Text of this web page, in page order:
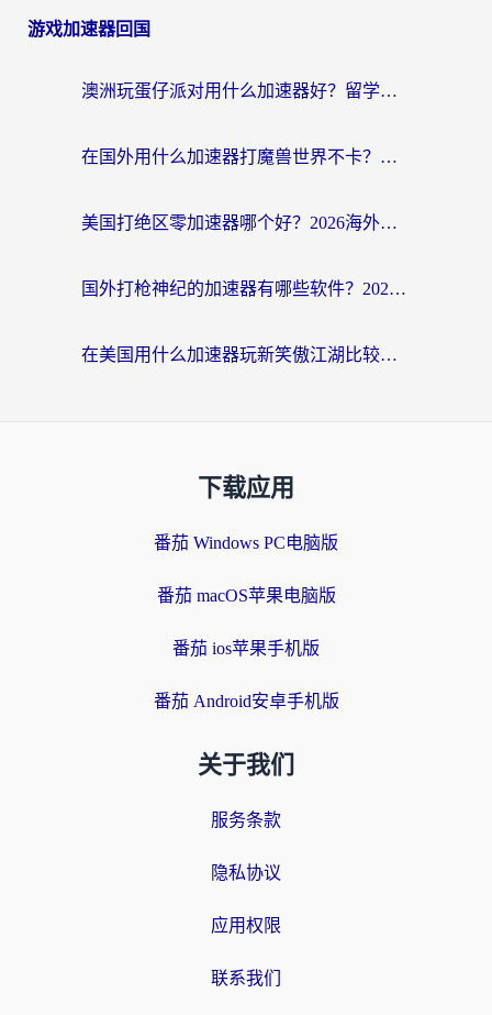
游戏加速器回国
澳洲玩蛋仔派对用什么加速器好？留学生亲测有效的国服游戏加速指南
在国外用什么加速器打魔兽世界不卡？海外党国服游戏流畅指南
美国打绝区零加速器哪个好？2026海外玩家实测指南（附英国部落冲突梦幻西游加速技巧）
国外打枪神纪的加速器有哪些软件？2026海外玩家亲测实用指南
在美国用什么加速器玩新笑傲江湖比较好一点？海外玩家亲测的靠谱方案
下载应用
番茄 Windows PC电脑版
番茄 macOS苹果电脑版
番茄 ios苹果手机版
番茄 Android安卓手机版
关于我们
服务条款
隐私协议
应用权限
联系我们